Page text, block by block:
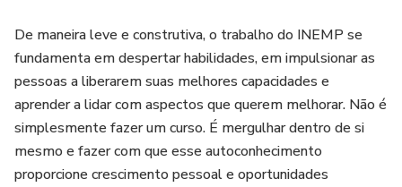
De maneira leve e construtiva, o trabalho do INEMP se
fundamenta em despertar habilidades, em impulsionar as
pessoas a liberarem suas melhores capacidades e
aprender a lidar com aspectos que querem melhorar. Não é
simplesmente fazer um curso. É mergulhar dentro de si
mesmo e fazer com que esse autoconhecimento
proporcione crescimento pessoal e oportunidades